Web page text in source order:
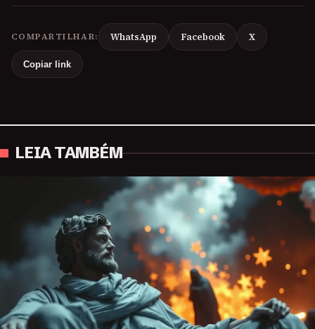
COMPARTILHAR: WhatsApp Facebook X
Copiar link
LEIA TAMBÉM